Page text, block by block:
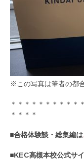
※この写真は筆者の都
＊＊＊＊＊＊＊＊＊＊
＊＊＊＊
■合格体験談・総集編は
■KEC高槻本校公式サ